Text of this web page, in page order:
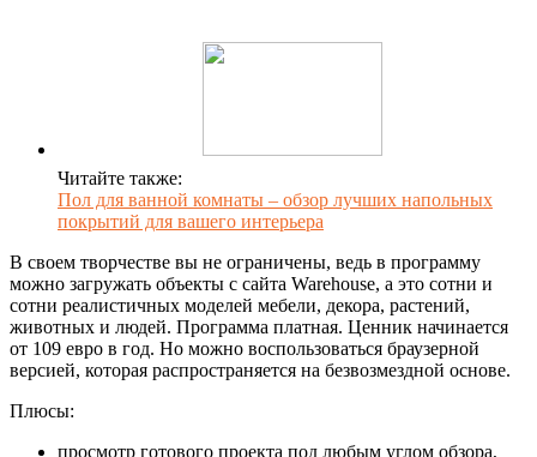
Читайте также:
Пол для ванной комнаты – обзор лучших напольных
покрытий для вашего интерьера
В своем творчестве вы не ограничены, ведь в программу
можно загружать объекты с сайта Warehouse, а это сотни и
сотни реалистичных моделей мебели, декора, растений,
животных и людей. Программа платная. Ценник начинается
от 109 евро в год. Но можно воспользоваться браузерной
версией, которая распространяется на безвозмездной основе.
Плюсы:
просмотр готового проекта под любым углом обзора,